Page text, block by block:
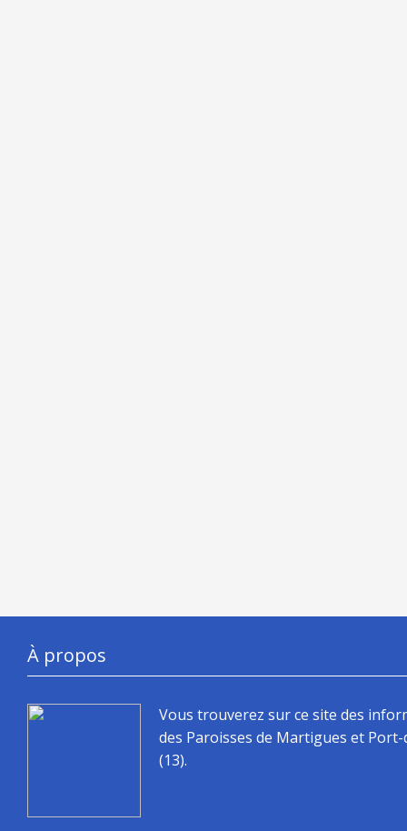
À propos
Vous trouverez sur ce site des
des Paroisses de Martigues et
(13).